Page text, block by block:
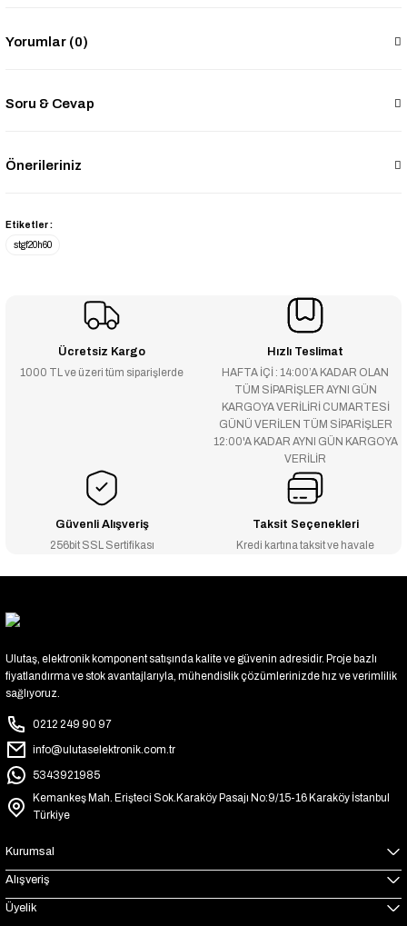
Yorumlar (0)
Soru & Cevap
Önerileriniz
Etiketler :
stgf20h60
Ücretsiz Kargo
1000 TL ve üzeri tüm siparişlerde
Hızlı Teslimat
HAFTA İÇİ : 14:00’A KADAR OLAN
TÜM SİPARİŞLER AYNI GÜN
KARGOYA VERİLİRİ CUMARTESİ
GÜNÜ VERİLEN TÜM SİPARİŞLER
12:00'A KADAR AYNI GÜN KARGOYA
VERİLİR
Güvenli Alışveriş
256bit SSL Sertifikası
Taksit Seçenekleri
Kredi kartına taksit ve havale
Ulutaş, elektronik komponent satışında kalite ve güvenin adresidir. Proje bazlı
fiyatlandırma ve stok avantajlarıyla, mühendislik çözümlerinizde hız ve verimlilik
sağlıyoruz.
0212 249 90 97
info@ulutaselektronik.com.tr
5343921985
Kemankeş Mah. Erişteci Sok.Karaköy Pasajı No:9/15-16 Karaköy İstanbul
Türkiye
Kurumsal
Alışveriş
Üyelik